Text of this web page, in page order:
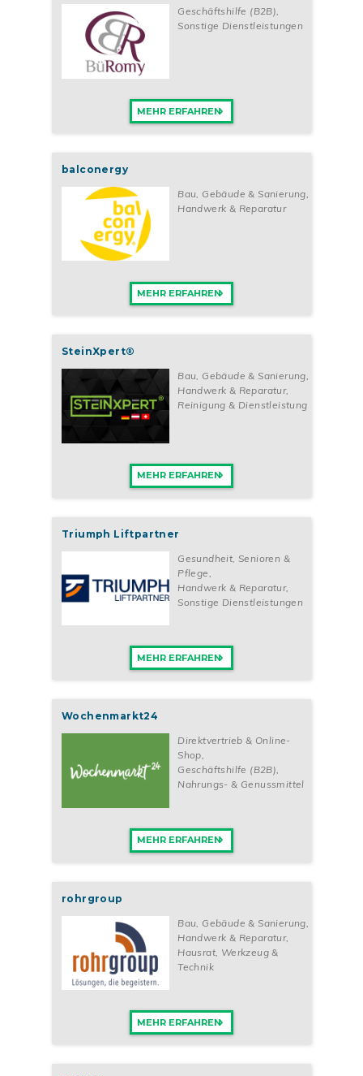
Geschäftshilfe (B2B),
Sonstige Dienstleistungen
MEHR ERFAHREN
balconergy
Bau, Gebäude & Sanierung
Handwerk & Reparatur
MEHR ERFAHREN
SteinXpert®
Bau, Gebäude & Sanierung,
Handwerk & Reparatur,
Reinigung & Dienstleistung
MEHR ERFAHREN
Triumph Liftpartner
Gesundheit, Senioren &
Pflege
Handwerk & Reparatur,
Sonstige Dienstleistungen
MEHR ERFAHREN
Wochenmarkt24
Direktvertrieb & Online-
Shop,
Geschäftshilfe (B2B),
Nahrungs- & Genussmittel
MEHR ERFAHREN
rohrgroup
Bau, Gebäude & Sanierung
Handwerk & Reparatur,
Hausrat, Werkzeug &
Technik
MEHR ERFAHREN